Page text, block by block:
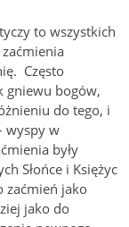
to wszystkich
Często
gniewu bogów,
do tego, i
wyspy w
były
Słońce i Księżyc
zaćmień jako
jako do